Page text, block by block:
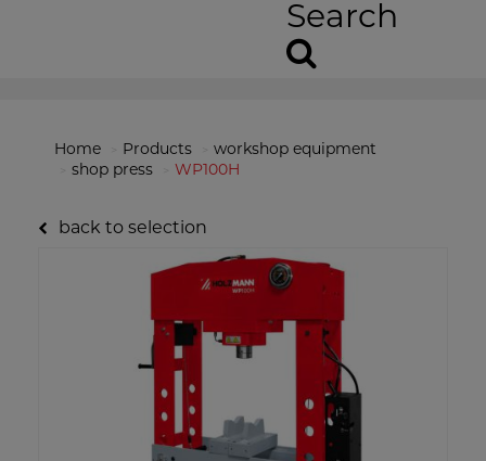
Search
Home Products
workshop equipment
shop press
WP100H
back to selection